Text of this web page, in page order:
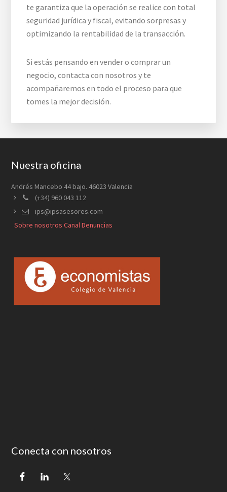
te garantiza que la operación se realice con total
seguridad jurídica y fiscal, evitando sorpresas y
optimizando la rentabilidad de la transacción.
Si estás pensando en vender o comprar un
negocio, contacta con nosotros y te
acompañaremos en todo el proceso para que
tomes la mejor decisión.
Footer
Nuestra oficina
Andrés Mancebo 44 bajo. 46023 Valencia
(+34) 960 043 112
ips@ipsasesores.com
Sobre nosotros Canal Denuncias
Conecta con nosotros